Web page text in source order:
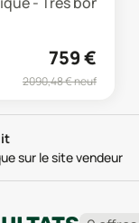
759€
2090,48€ neuf
sur le site vendeur